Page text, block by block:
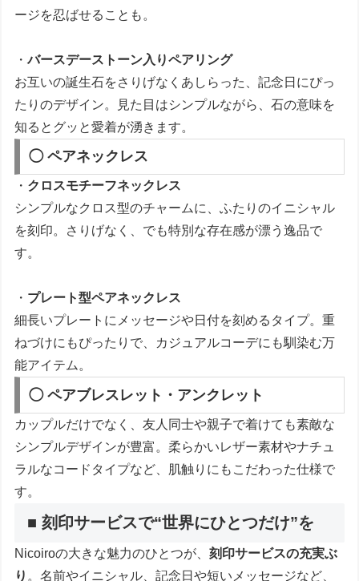
ージを忍ばせることも。
・バースデーストーン入りペアリング
お互いの誕生石をさりげなくあしらった、記念日にぴっ
たりのデザイン。見た目はシンプルながら、石の意味を
知るとグッと愛着が湧きます。
◯ ペアネックレス
・ クロスモチーフネックレス
シンプルなクロス型のチャームに、ふたりのイニシャル
を刻印。さりげなく、でも特別な存在感が漂う逸品で
す。
・ プレート型ペアネックレス
細長いプレートにメッセージや日付を刻めるタイプ。重
ねづけにもぴったりで、カジュアルコーデにも馴染む万
能アイテム。
◯ ペアブレスレット・アンクレット
カップルだけでなく、友人同士や親子で着けても素敵な
シンプルデザインが豊富。柔らかいレザー素材やナチュ
ラルなコードタイプなど、肌触りにもこだわった仕様で
す。
■ 刻印サービスで“世界にひとつだけ”を
Nicoiroの大きな魅力のひとつが、刻印サービスの充実ぶ
り 。名前やイニシャル、記念日や短いメッセージなど、